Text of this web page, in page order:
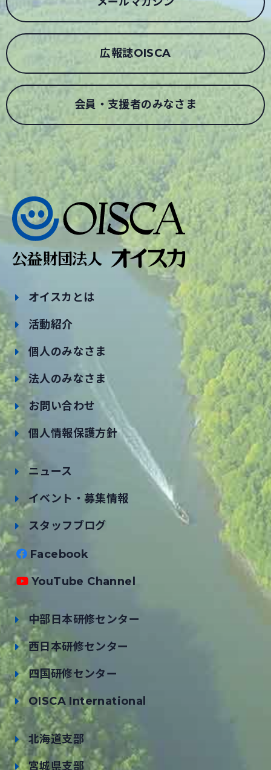
広報誌OISCA
会員・支援者のみなさま
オイスカとは
活動紹介
個人のみなさま
法人のみなさま
お問い合わせ
個人情報保護方針
ニュース
イベント・募集情報
スタッフブログ
Facebook
YouTube Channel
中部日本研修センター
西日本研修センター
四国研修センター
OISCA International
北海道支部
宮城県支部